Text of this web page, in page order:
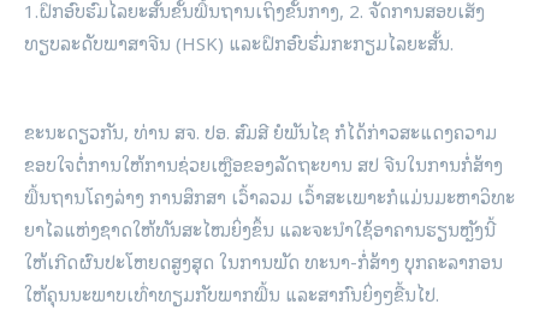
1.ຝຶກອົບຮົມໄລຍະສັ້ນຂັ້ນພື້ນຖານເຖິງຂັ້ນກາງ, 2. ຈັດການສອບເສັງ
ທຽບລະດັບພາສາຈີນ (HSK) ແລະຝຶກອົບຮົ່ມກະກຽມໄລຍະສັ້ນ.
ຂະນະດຽວກັນ, ທ່ານ ສຈ. ປອ. ສົມສີ ຍໍພັນໄຊ ກໍໄດ້ກ່າວສະແດງຄວາມ
ຂອບໃຈຕໍ່ການໃຫ້ການຊ່ວຍເຫຼືອຂອງລັດຖະບານ ສປ ຈີນໃນການກໍ່ສ້າງ
ພື້ນຖານໂຄງລ່າງ ການສຶກສາ ເວົ້າລວມ ເວົ້າສະເພາະກໍແມ່ນມະຫາວິທະ
ຍາໄລແຫ່ງຊາດໃຫ້ທັນສະໄໝຍິ່ງຂຶ້ນ ແລະຈະນຳໃຊ້ອາຄານຮຽນຫຼັງນີ້
ໃຫ້ເກີດຜົນປະໂຫຍດສູງສຸດ ໃນການພັດ ທະນາ-ກໍ່ສ້າງ ບຸກຄະລາກອນ
ໃຫ້ຄຸນນະພາບເທົ່າທຽມກັບພາກພື້ນ ແລະສາກົນຍິ່ງໆຂື້ນໄປ.